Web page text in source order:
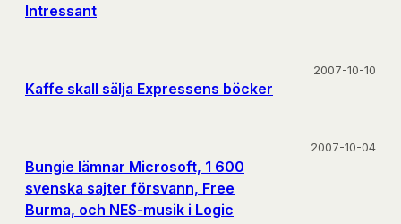
Intressant
Kaffe skall sälja Expressens böcker
2007-10-10
Bungie lämnar Microsoft, 1 600
svenska sajter försvann, Free
Burma, och NES-musik i Logic
2007-10-04